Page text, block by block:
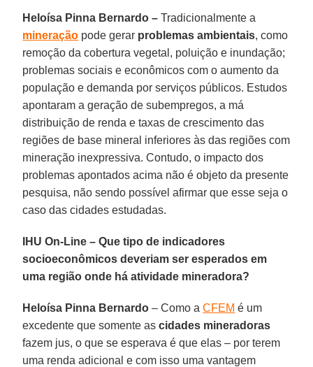
Heloísa Pinna Bernardo –Tradicionalmente a
mineração pode gerar problemas ambientais, como
remoção da cobertura vegetal, poluição e inundação;
problemas sociais e econômicos com o aumento da
população e demanda por serviços públicos. Estudos
apontaram a geração de subempregos, a má
distribuição de renda e taxas de crescimento das
regiões de base mineral inferiores às das regiões com
mineração inexpressiva. Contudo, o impacto dos
problemas apontados acima não é objeto da presente
pesquisa, não sendo possível afirmar que esse seja o
caso das cidades estudadas.
IHU On-Line – Que tipo de indicadores
socioeconômicos deveriam ser esperados em
uma região onde há atividade mineradora?
Heloísa Pinna Bernardo – Como aCFEM é um
excedente que somente ascidades mineradoras
fazem jus, o que se esperava é que elas – por terem
uma renda adicional e com isso uma vantagem